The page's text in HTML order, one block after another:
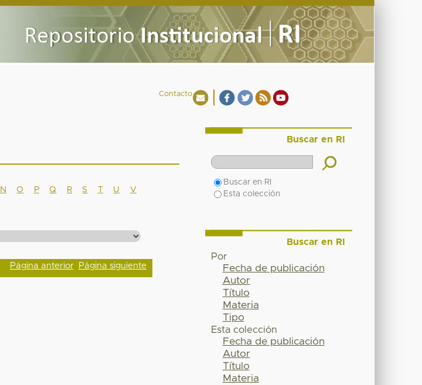
Contacto
N O P Q R S T U
V
Página anterior Página siguiente
Buscar en RI
Buscar en RI
Esta colección
Buscar en RI
Por
Fecha de publicación
Autor
Título
Materia
Tipo
Esta colección
Fecha de publicación
Autor
Título
Materia